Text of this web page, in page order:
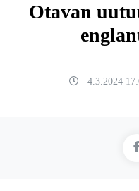
Otavan
4.3.2024